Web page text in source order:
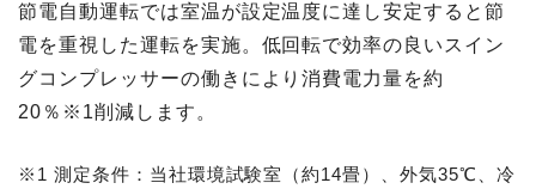
節電自動運転では室温が設定温度に達し安定すると節
電を重視した運転を実施。低回転で効率の良いスイン
グコンプレッサーの働きにより消費電力量を約
20％※1削減します。
※1 測定条件：当社環境試験室（約14畳）、外気35℃、冷